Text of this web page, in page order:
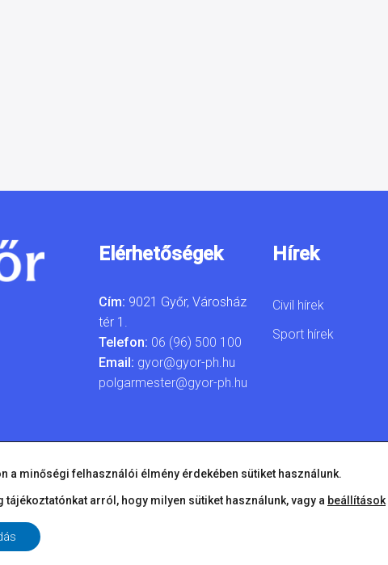
Elérhetőségek
Cím: 9021 Győr, Városház
tér 1.
Telefon: 06 (96) 500 100
Email: gyor@gyor-ph.hu
polgarmester@gyor-ph.hu
Hírek
Civil hírek
Sport hírek
a minőségi felhasználói élmény érdekében sütiket használunk.
tájékoztatónkat arról, hogy milyen sütiket használunk, vagy a beállítások